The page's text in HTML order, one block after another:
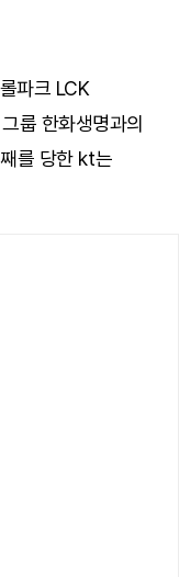
파크 LCK
룹 한화생명과의
를 당한 kt는